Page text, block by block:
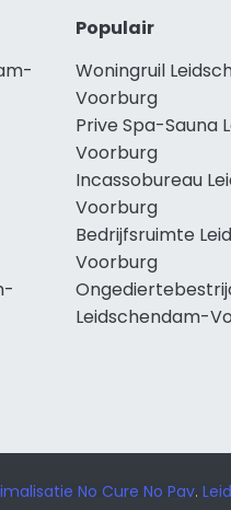
Populair
Woningruil
Voorburg
Prive Spa-Sauna
Voorburg
Incassobureau
Voorburg
Bedrijfsruimte
Voorburg
Leidschendam-
No Cure No Pay.